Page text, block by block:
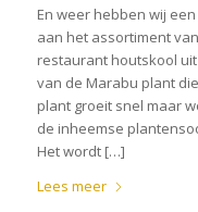
En weer hebben wij
aan het assortiment
restaurant houtskool
van de Marabu plant
plant groeit snel maar
de inheemse
Het wordt […]
Lees meer